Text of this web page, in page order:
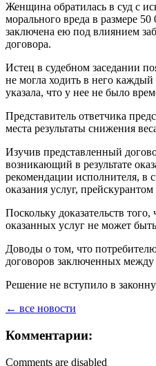
Женщина обратилась в суд с
морального вреда в размере
заключена ею под влиянием
договора.
Истец в судебном заседании
не могла ходить в него
указала, что у нее не было
Представитель ответчика
места результаты снижения
Изучив представленный
возникающий в результате
рекомендации исполнителя, в
оказания услуг,
Поскольку доказательств
оказанных услуг не может
Доводы о том, что
договоров заключенных
Решение не вступило в
← все новости
Комментарии:
Comments are disabled